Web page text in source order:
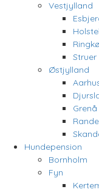
Vestjylland
Struer
Østjylland
Grenå
Hundepension
Bornholm
Fyn